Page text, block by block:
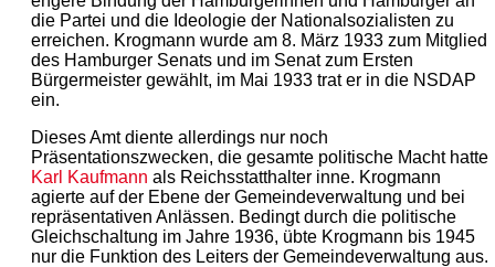
die Partei und die Ideologie der Nationalsozialisten zu
erreichen. Krogmann wurde am 8. März 1933 zum Mitglied
des Hamburger Senats und im Senat zum Ersten
Bürgermeister gewählt, im Mai 1933 trat er in die NSDAP
ein.
Dieses Amt diente allerdings nur noch
Präsentationszwecken, die gesamte politische Macht hatte
Karl Kaufmann als Reichsstatthalter inne. Krogmann
agierte auf der Ebene der Gemeindeverwaltung und bei
repräsentativen Anlässen. Bedingt durch die politische
Gleichschaltung im Jahre 1936, übte Krogmann bis 1945
nur die Funktion des Leiters der Gemeindeverwaltung aus.